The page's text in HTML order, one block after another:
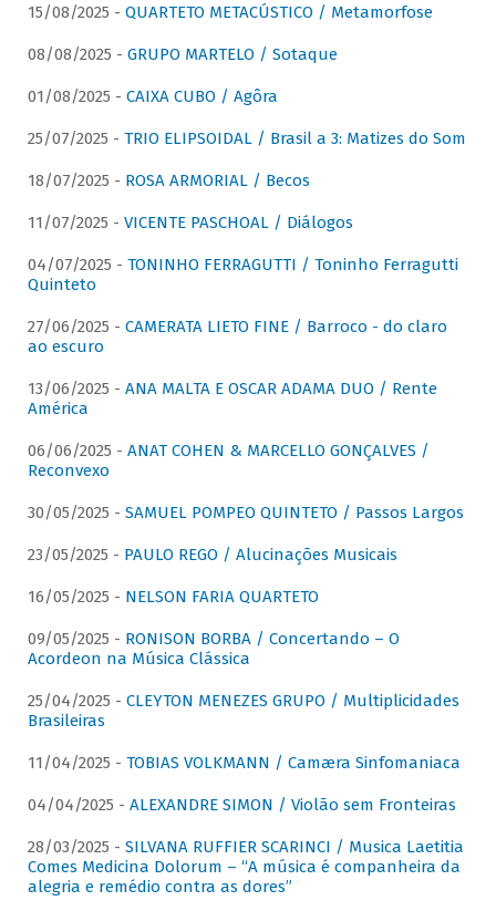
15/08/2025 - QUARTETO METACÚSTICO / Metamorfose
08/08/2025 - GRUPO MARTELO / Sotaque
01/08/2025 - CAIXA CUBO / Agôra
25/07/2025 - TRIO ELIPSOIDAL / Brasil a 3: Matizes do Som
18/07/2025 - ROSA ARMORIAL / Becos
11/07/2025 - VICENTE PASCHOAL / Diálogos
04/07/2025 - TONINHO FERRAGUTTI / Toninho Ferragutti
Quinteto
27/06/2025 - CAMERATA LIETO FINE / Barroco - do claro
ao escuro
13/06/2025 - ANA MALTA E OSCAR ADAMA DUO / Rente
América
06/06/2025 - ANAT COHEN & MARCELLO GONÇALVES /
Reconvexo
30/05/2025 - SAMUEL POMPEO QUINTETO / Passos Largos
23/05/2025 - PAULO REGO / Alucinações Musicais
16/05/2025 - NELSON FARIA QUARTETO
09/05/2025 - RONISON BORBA / Concertando – O
Acordeon na Música Clássica
25/04/2025 - CLEYTON MENEZES GRUPO / Multiplicidades
Brasileiras
11/04/2025 - TOBIAS VOLKMANN / Camæra Sinfomaniaca
04/04/2025 - ALEXANDRE SIMON / Violão sem Fronteiras
28/03/2025 - SILVANA RUFFIER SCARINCI / Musica Laetitia
Comes Medicina Dolorum – “A música é companheira da
alegria e remédio contra as dores”